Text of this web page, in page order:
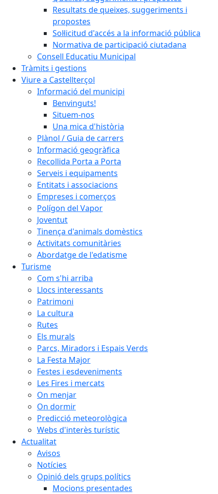
Resultats de queixes, suggeriments i
propostes
Sol·licitud d'accés a la informació pública
Normativa de participació ciutadana
Consell Educatiu Municipal
Tràmits i gestions
Viure a Castellterçol
Informació del municipi
Benvinguts!
Situem-nos
Una mica d'història
Plànol / Guia de carrers
Informació geogràfica
Recollida Porta a Porta
Serveis i equipaments
Entitats i associacions
Empreses i comerços
Polígon del Vapor
Joventut
Tinença d'animals domèstics
Activitats comunitàries
Abordatge de l'edatisme
Turisme
Com s'hi arriba
Llocs interessants
Patrimoni
La cultura
Rutes
Els murals
Parcs, Miradors i Espais Verds
La Festa Major
Festes i esdeveniments
Les Fires i mercats
On menjar
On dormir
Predicció meteorològica
Webs d'interès turístic
Actualitat
Avisos
Notícies
Opinió dels grups polítics
Mocions presentades